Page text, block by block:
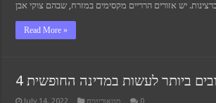
Read More »
ביותר לעשות במדינה החופשית
July 14, 2022 מטאוריטים 0